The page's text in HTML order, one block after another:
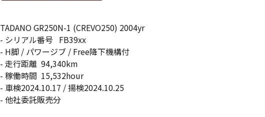
TADANO GR250N-1 (CREVO250) 2004yr
- シリアル番号 FB39xx
- H脚 / パワージブ / Free降下機構付
- 走行距離 94,340km
- 稼働時間 15,532hour
- 車検2024.10.17 / 揚検2024.10.25
- 他社委託販売分